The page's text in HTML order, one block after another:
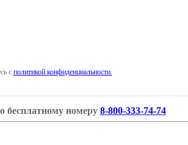
с политикой конфиденциальности.
бесплатному номеру 8-800-333-74-74